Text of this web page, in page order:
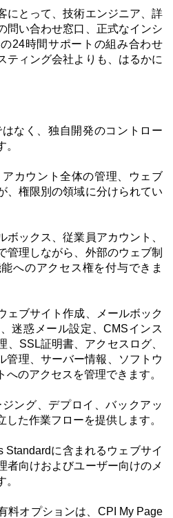
にとって、技術エンジニア、詳
問い合わせ窓口、正式なインシ
24時間サポートの組み合わせ
ティング会社よりも、はるかに
なく、独自開発のコントロー
カウント全体の管理、ウェブ
、権限別の領域に分けられてい
ボックス、従業員アカウント、
管理しながら、外部のウェブ制
へのアクセス権を付与できま
ェブサイト作成、メールボック
迷惑メール設定、CMSインス
、SSL証明書、アクセスログ、
管理、サーバー情報、ソフトウ
へのアクセスを管理できます。
ング、デプロイ、バックアッ
た作業フローを提供します。
Standardに含まれるウェブサイ
者向けおよびユーザー向けのメ
料オプションは、CPI My Page